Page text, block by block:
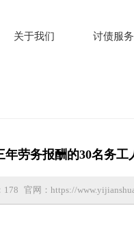
关于我们 讨债服务
劳务报酬的30名务工
178 官网：https://